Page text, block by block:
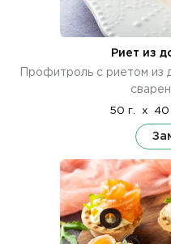
Риет из
Профитроль с риетом из
50 г. x 40